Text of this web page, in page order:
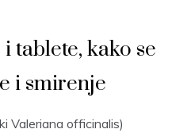
tablete, kako se
i smirenje
Valeriana officinalis)